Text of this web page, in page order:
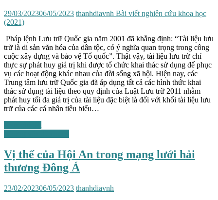
29/03/202306/05/2023 thanhdiavnh Bài viết nghiên cứu khoa học
(2021)
Pháp lệnh Lưu trữ Quốc gia năm 2001 đã khẳng định: “Tài liệu lưu
trữ là di sản văn hóa của dân tộc, có ý nghĩa quan trọng trong công
cuộc xây dựng và bảo vệ Tổ quốc”. Thật vậy, tài liệu lưu trữ chỉ
thực sự phát huy giá trị khi được tổ chức khai thác sử dụng để phục
vụ các hoạt động khác nhau của đời sống xã hội. Hiện nay, các
Trung tâm lưu trữ Quốc gia đã áp dụng tất cả các hình thức khai
thác sử dụng tài liệu theo quy định của Luật Lưu trữ 2011 nhằm
phát huy tối đa giá trị của tài liệu đặc biệt là đối với khối tài liệu lưu
trữ của các cá nhân tiêu biểu…
Vị thế của Hội An trong mạng lưới hải
thương Đông Á
23/02/202306/05/2023 thanhdiavnh